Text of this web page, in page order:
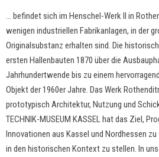
... befindet sich im Henschel-Werk II in
wenigen industriellen Fabrikanlagen, in der
Originalsubstanz erhalten sind. Die
ersten Hallenbauten 1870 über die
Jahrhundertwende bis zu einem
Objekt der 1960er Jahre. Das Werk
prototypisch Architektur, Nutzung und
TECHNIK-MUSEUM KASSEL hat das Ziel,
Innovationen aus Kassel und Nordhessen
in den historischen Kontext zu stellen. In